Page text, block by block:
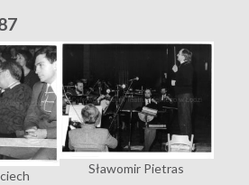
Sławomir Pietras